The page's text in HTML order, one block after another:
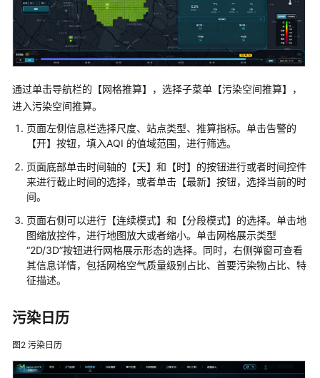
运
管
理
服
务
平
解
决
方
案
为
云
政
务
据
解
方
通过单击导航栏的【网格推算】，选择子菜单【污染空间推算】，
进入污染空间推算。
页面左侧信息栏选择尺度、站点类型、推算指标。单击告警的
【开】按钮，填入AQI 的值域范围，进行筛选。
页面底部单击时间轴的【天】和【时】的按钮进行或者时间控件
来进行截止时间的选择，或者单击【最新】按钮，选择当前的时
间。
页面右侧可以进行【连续模式】和【分段模式】的选择。单击地
图缩放控件，进行地图放大或者缩小。单击网格展示类型
“2D/3D”按钮进行网格展示形态的选择。同时，右侧弹窗可查看
其信息详情，包括网格空气质量级别占比、首要污染物占比、特
征描述。
污染日历
图2 污染日历